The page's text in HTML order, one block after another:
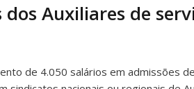
Auxiliares de
de 4.050 salários em admissões